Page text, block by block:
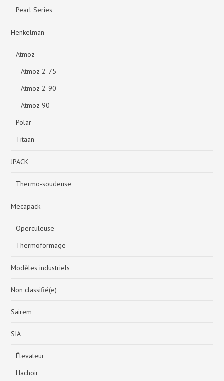
Pearl Series
Henkelman
Atmoz
Atmoz 2-75
Atmoz 2-90
Atmoz 90
Polar
Titaan
JPACK
Thermo-soudeuse
Mecapack
Operculeuse
Thermoformage
Modèles industriels
Non classifié(e)
Sairem
SIA
Élevateur
Hachoir